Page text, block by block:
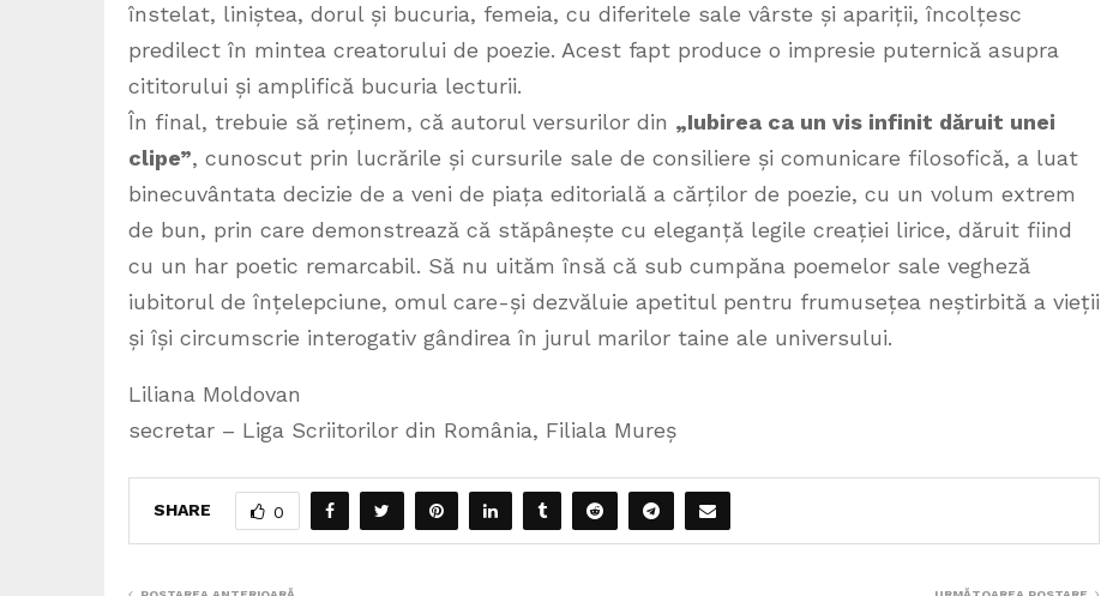
înstelat, liniștea, dorul și bucuria, femeia, cu diferitele sale vârste și apariții, încolțesc
predilect în mintea creatorului de poezie. Acest fapt produce o impresie puternică asupra
cititorului și amplifică bucuria lecturii.
În final, trebuie să reținem, că autorul versurilor din „Iubirea ca un vis infinit dăruit unei
clipe”, cunoscut prin lucrările și cursurile sale de consiliere și comunicare filosofică, a luat
binecuvântata decizie de a veni de piața editorială a cărților de poezie, cu un volum extrem
de bun, prin care demonstrează că stăpânește cu eleganță legile creației lirice, dăruit fiind
cu un har poetic remarcabil. Să nu uităm însă că sub cumpăna poemelor sale vegheză
iubitorul de înțelepciune, omul care-și dezvăluie apetitul pentru frumusețea neștirbită a vieții
și își circumscrie interogativ gândirea în jurul marilor taine ale universului.
Liliana Moldovan
secretar – Liga Scriitorilor din România, Filiala Mureș
SHARE 0